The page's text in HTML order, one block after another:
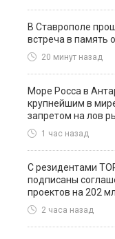
В Ставрополе
встреча в память
20 минут назад
Море Росса в
крупнейшим в
запретом на лов
1 час назад
С резидентами
подписаны
проектов на 202
2 часа назад